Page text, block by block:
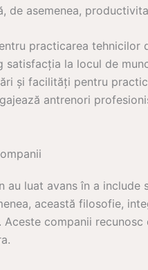
de asemenea,
practicarea tehnicilor
satisfacția la locul de
și facilități pentru
antrenori
au luat avans în a include
această filosofie,
companii